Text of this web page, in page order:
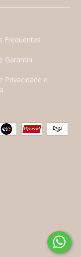
Frequentes
Garantia
Privacidade e